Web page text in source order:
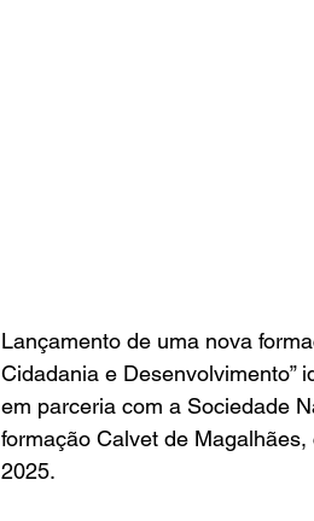
Lançamento de uma nova
Cidadania e Desenvolvimento”
em parceria com a Sociedade
formação Calvet de
2025.